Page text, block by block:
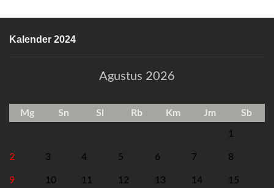
Kalender 2024
Agustus 2026
Mg Sn Sl Rb Km Jm Sb
1
2 3 4 5 6 7 8
9 10 11 12 13 14 15